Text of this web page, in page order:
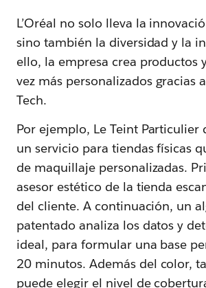
L’Oréal no solo lleva la
sino también la diversidad y la
ello, la empresa crea productos
vez más personalizados gracias
Tech.
Por ejemplo, Le Teint Particulier
un servicio para tiendas físicas
de maquillaje personalizadas.
asesor estético de la tienda
del cliente. A continuación, un
patentado analiza los datos y
ideal, para formular una base
20 minutos. Además del color,
puede elegir el nivel de